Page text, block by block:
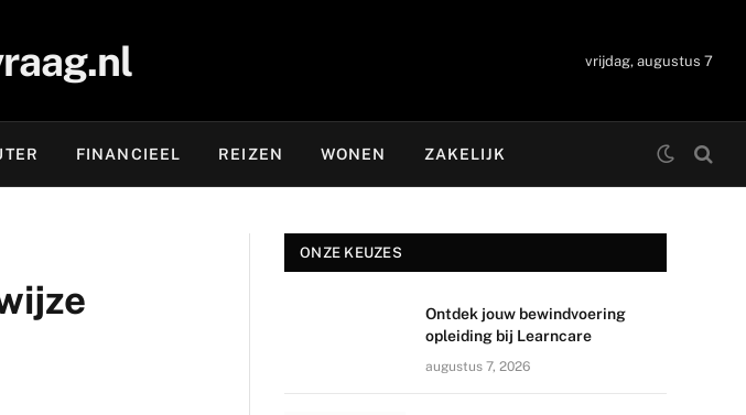
vrijdag, augustus 7
FINANCIEEL REIZEN WONEN ZAKELIJK
ONZE KEUZES
Ontdek jouw bewindvoering
opleiding bij Learncare
augustus 7, 2026